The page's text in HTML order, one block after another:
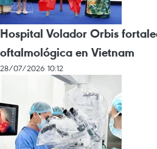
Hospital Volador Orbis
oftalmológica en Vietnam
28/07/2026 10:12